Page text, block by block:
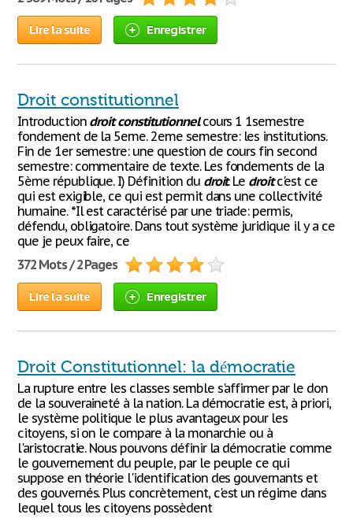
Lire la suite Enregistrer
Droit constitutionnel
Introduction droit constitutionnelcours 1 1semestre
fondement de la 5eme. 2eme semestre: les institutions.
Fin de 1er semestre: une question de cours fin second
semestre: commentaire de texte. Les fondements de la
5ème république. I) Définition du droit. Le droitc'est ce
qui est exigible, ce qui est permit dans une collectivité
humaine. *Il est caractérisé par une triade: permis,
défendu, obligatoire. Dans tout système juridique il y a ce
que je peux faire, ce
372 Mots / 2 Pages
Lire la suite Enregistrer
Droit Constitutionnel: la démocratie
La rupture entre les classes semble s'affirmer par le don
de la souveraineté à la nation. La démocratie est, à priori,
le système politique le plus avantageux pour les
citoyens, si on le compare à la monarchie ou à
l'aristocratie. Nous pouvons définir la démocratie comme
le gouvernement du peuple, par le peuple ce qui
suppose en théorie l'identification des gouvernants et
des gouvernés. Plus concrètement, c'est un régime dans
lequel tous les citoyens possèdent